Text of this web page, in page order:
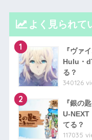
よく見られて
1
『ヴァ
Hulu・
る？
340126
2
『銀の
U-NEXT
てる？
117035